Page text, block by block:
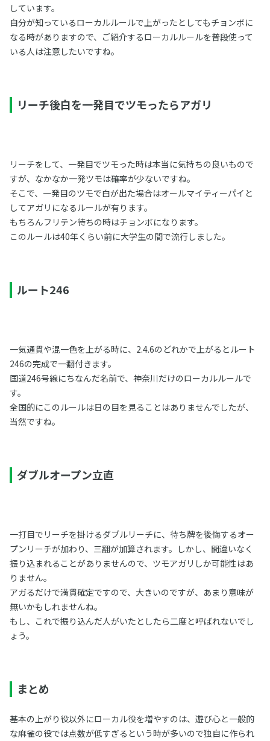
しています。
自分が知っているローカルルールで上がったとしてもチョンボに
なる時がありますので、ご紹介するローカルルールを普段使って
いる人は注意したいですね。
リーチ後白を一発目でツモったらアガリ
リーチをして、一発目でツモった時は本当に気持ちの良いもので
すが、なかなか一発ツモは確率が少ないですね。
そこで、一発目のツモで白が出た場合はオールマイティーパイと
してアガリになるルールが有ります。
もちろんフリテン待ちの時はチョンボになります。
このルールは40年くらい前に大学生の間で流行しました。
ルート246
一気通貫や混一色を上がる時に、2.4.6のどれかで上がるとルート
246の完成で一翻付きます。
国道246号線にちなんだ名前で、神奈川だけのローカルルールで
す。
全国的にこのルールは日の目を見ることはありませんでしたが、
当然ですね。
ダブルオープン立直
一打目でリーチを掛けるダブルリーチに、待ち牌を後悔するオー
プンリーチが加わり、三翻が加算されます。しかし、間違いなく
振り込まれることがありませんので、ツモアガリしか可能性はあ
りません。
アガるだけで満貫確定ですので、大きいのですが、あまり意味が
無いかもしれませんね。
もし、これで振り込んだ人がいたとしたら二度と呼ばれないでし
ょう。
まとめ
基本の上がり役以外にローカル役を増やすのは、遊び心と一般的
な麻雀の役では点数が低すぎるという時が多いので独自に作られ